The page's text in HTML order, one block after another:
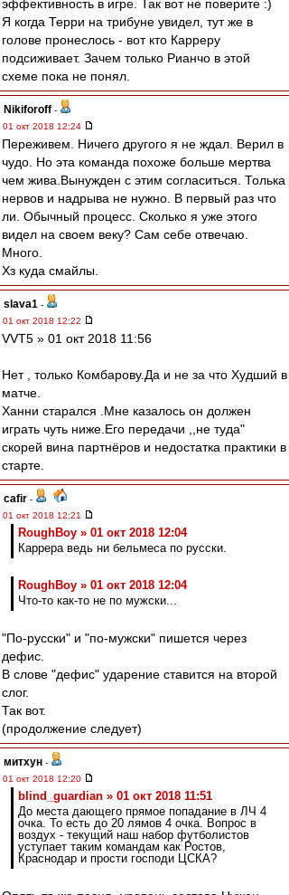
эффективность в игре. Так вот не поверите :)
Я когда Терри на трибуне увидел, тут же в
голове пронеслось - вот кто Карреру
подсиживает. Зачем только Рианчо в этой
схеме пока не понял.
Nikiforoff -
01 окт 2018 12:24
Переживем. Ничего другого я не ждал. Верил в
чудо. Но эта команда похоже больше мертва
чем жива.Вынужден с этим согласиться. Толька
нервов и надрыва не нужно. В первый раз что
ли. Обычный процесс. Сколько я уже этого
видел на своем веку? Сам себе отвечаю.
Много.
Хз куда смайлы.
slava1 -
01 окт 2018 12:22
VVT5 » 01 окт 2018 11:56
Нет , только Комбарову.Да и не за что Худший в
матче.
Ханни старался .Мне казалось он должен
играть чуть ниже.Его передачи ,,не туда"
скорей вина партнёров и недостатка практики в
старте.
cafir -
01 окт 2018 12:21
RoughBoy » 01 окт 2018 12:04
Каррера ведь ни бельмеса по русски.
RoughBoy » 01 окт 2018 12:04
Что-то как-то не по мужски...
"По-русски" и "по-мужски" пишется через
дефис.
В слове "дефис" ударение ставится на второй
слог.
Так вот.
(продолжение следует)
митхун -
01 окт 2018 12:20
blind_guardian » 01 окт 2018 11:51
До места дающего прямое попадание в ЛЧ 4
очка. То есть до 20 лямов 4 очка. Вопрос в
воздух - текущий наш набор футболистов
уступает таким командам как Ростов,
Краснодар и прости господи ЦСКА?